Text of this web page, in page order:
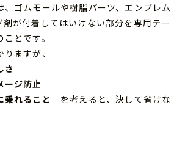
ゴムモールや樹脂パーツ、エンブレム
剤が付着してはいけない部分を専用テー
とです。
ますが、
さ
ジ防止
れること
を考えると、決して省けな